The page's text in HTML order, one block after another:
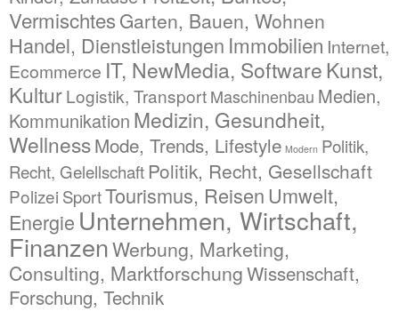
Vermischtes Garten, Bauen, Wohnen
Handel, Dienstleistungen Immobilien Internet,
Ecommerce IT, NewMedia, SoftwareKunst,
KulturLogistik, TransportMaschinenbau Medien,
Kommunikation Medizin, Gesundheit,
WellnessMode, Trends, Lifestyle Modern Politik,
Recht, Gelellschaft Politik, Recht, Gesellschaft
Polizei SportTourismus, Reisen Umwelt,
Energie Unternehmen, Wirtschaft,
FinanzenWerbung, Marketing,
Consulting, MarktforschungWissenschaft,
Forschung, Technik